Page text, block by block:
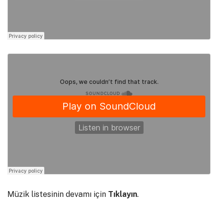
Müzik listesinin devamı için Tıklayın.